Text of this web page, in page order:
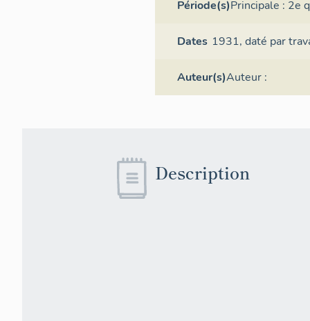
Période(s)Principale : 2e
Dates 1931, daté par
Auteur(s)Auteur :
Description